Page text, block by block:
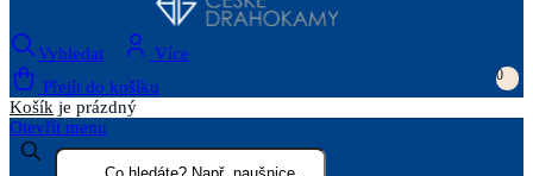
Vyhledat
Více
Přejít do košíku
0
Košík je prázdný
Otevřít menu